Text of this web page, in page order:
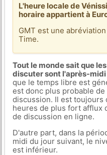
L'heure locale de
horaire appartient à
GMT est une
Time.
Tout le monde sait que
discuter sont l'après-midi
que le temps libre est
est donc plus probable
discussion. Il est
heures de plus fort afflux
de discussion en ligne.
D'autre part, dans la
midi du jour suivant, le
est inférieur.